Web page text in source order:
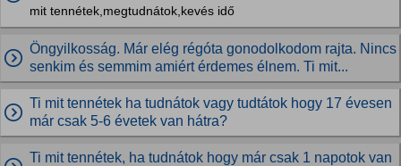
mit tennétek,megtudnátok,kevés idő
Öngyilkosság. Már elég régóta gonodolkodom rajta. Nincs
senkim és semmim amiért érdemes élnem. Ti mit...
Ti mit tennétek ha tudnátok vagy tudtátok hogy 17 évesen
már csak 5-6 évetek van hátra?
Ti mit tennétek, ha tudnátok hogy már csak 1 napotok van